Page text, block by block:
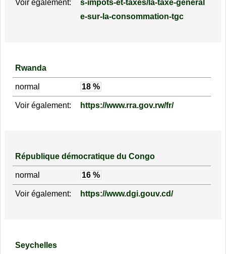
Voir également:
s-impots-et-taxes/la-taxe-general
e-sur-la-consommation-tgc
Rwanda
normal 18 %
Voir également: https://www.rra.gov.rw/fr/
République démocratique du Congo
normal 16 %
Voir également: https://www.dgi.gouv.cd/
Seychelles